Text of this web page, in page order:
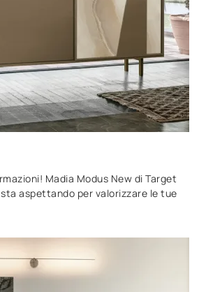
Madia Modus New di Target
aspettando per valorizzare le tue